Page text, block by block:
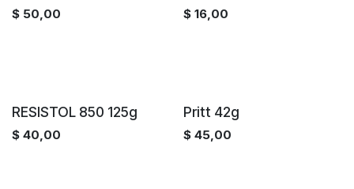
$ 50,00 $ 16,00
RESISTOL 850 125g
$ 40,00
Pritt 42g
$ 45,00